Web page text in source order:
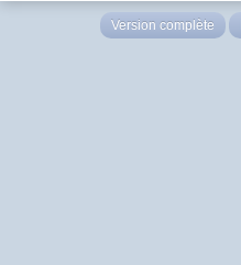
Version complète